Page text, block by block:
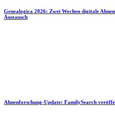
Genealogica 2026: Zwei Wochen digitale
Austausch
Ahnenforschung-Update: FamilySearch